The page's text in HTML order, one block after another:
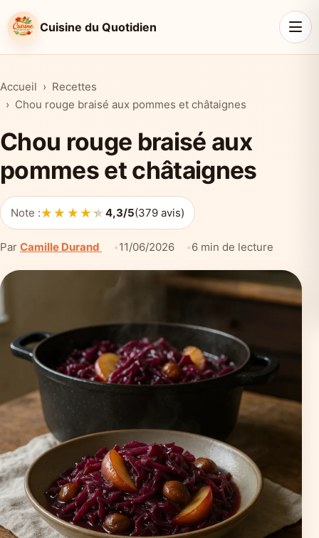
Cuisine du Quotidien
Accueil
Recettes
Chou rouge braisé aux pommes et châtaignes
Chou rouge braisé aux
pommes et châtaignes
Note :★★★★★
★★★★★4,3/5(379 avis)
Par Camille Durand 11/06/2026 6 min de lecture